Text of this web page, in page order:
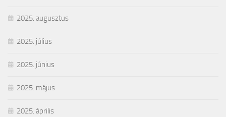
2025. augusztus
2025. július
2025. június
2025. május
2025. április